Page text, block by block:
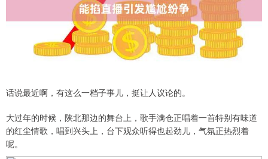
话说最近啊，有这么一档子事儿，挺让人议论的。
大过年的时候，陕北那边的舞台上，歌手满仓正唱着一首特别有味道
的红尘情歌，唱到兴头上，台下观众听得也起劲儿，气氛正热烈着
呢。